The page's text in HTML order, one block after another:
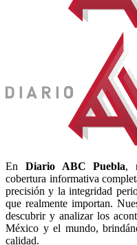
En Diario ABC Puebla,
cobertura informativa
precisión y la integridad
que realmente importan.
descubrir y analizar los
México y el mundo,
calidad.